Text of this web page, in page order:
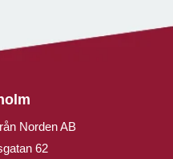
Norden AB
62